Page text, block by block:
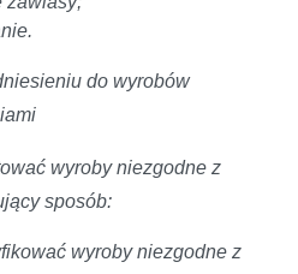
do wyrobów
wyroby niezgodne z
sposób:
wyroby niezgodne z